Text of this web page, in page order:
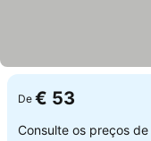
De € 53
Consulte os preços de